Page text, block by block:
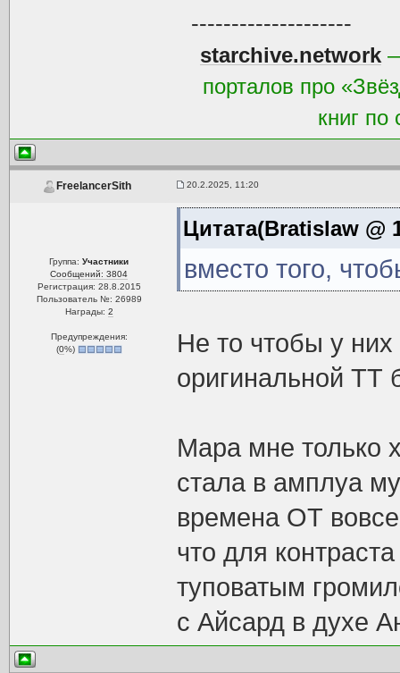
--------------------
starchive.network
порталов про
книг по
FreelancerSith 20.2.2025, 11:20
Группа:Участники
Сообщений: 3804
Регистрация: 28.8.2015
Пользователь №: 26989
Награды: 2
Предупреждения:
(0%)
Цитата(Bratislaw @
вместо того,
Не то чтобы у
оригинальной ТТ
Мара мне только
стала в амплуа
времена ОТ
что для
туповатым
с Айсард в духе